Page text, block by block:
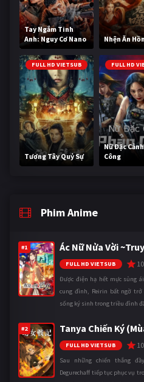
Tay Ngắm Tinh
Anh: Nguy Cơ Nano
Nhện Ăn
FULL HD VIETSUB
Tương Tây Quỷ Sự
FULL HD
Nữ Đặc
Công
Phim Anime
#1 Ác Nữ Nửa Vời
FULL HD VIETSUB 10
Được điện hạ hết mực sủng
cung đình, Reirin bất ngờ trở
sống ký sinh trong triều đình
#2 Tanya Chiến Ký
FULL HD VIETSUB 10
Sau những chiến thắng
Degurechaff tiếp tục phục vụ